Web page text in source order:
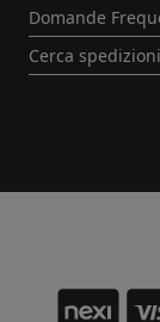
Domande
Cerca spedizioni